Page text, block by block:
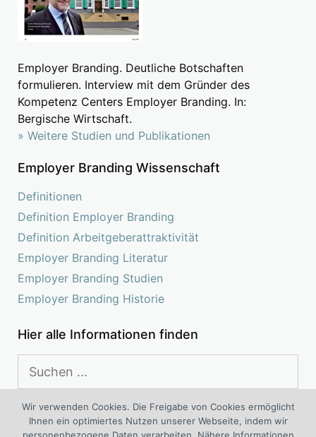
Employer Branding. Deutliche Botschaften
formulieren. Interview mit dem Gründer des
Kompetenz Centers Employer Branding. In:
Bergische Wirtschaft.
» Weitere Studien und Publikationen
Employer Branding Wissenschaft
Definitionen
Definition Employer Branding
Definition Arbeitgeberattraktivität
Employer Branding Literatur
Employer Branding Studien
Employer Branding Historie
Hier alle Informationen finden
nach:
Das Kompetenz Center Employer Branding ist ein
Wir verwenden Cookies. Die Freigabe von Cookies ermöglicht
Ihnen ein optimiertes Nutzen unserer Webseite, indem wir